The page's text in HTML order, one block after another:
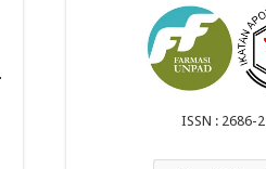
ISSN : 2686-